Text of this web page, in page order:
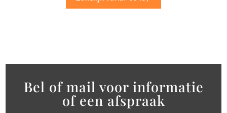
Bel of mail voor informatie
of een afspraak